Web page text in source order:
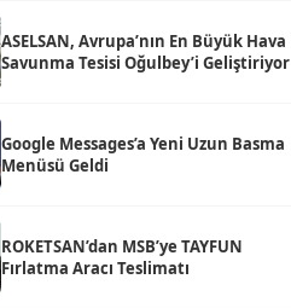
ASELSAN, Avrupa’nın En Büyük Hava
Savunma Tesisi Oğulbey’i Geliştiriyor
Google Messages’a Yeni Uzun Basma
Menüsü Geldi
ROKETSAN’dan MSB’ye TAYFUN
Fırlatma Aracı Teslimatı